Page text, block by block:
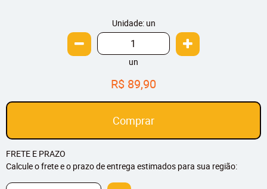
Unidade: un
un
R$ 89,90
Comprar
FRETE E PRAZO
Calcule o frete e o prazo de entrega estimados para sua região: